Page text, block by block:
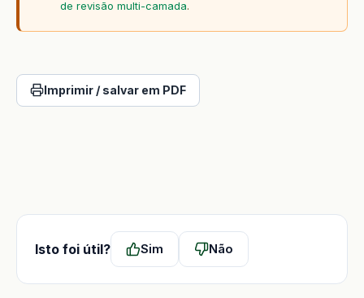
de revisão multi-camada.
Imprimir / salvar em PDF
Isto foi útil? Sim Não